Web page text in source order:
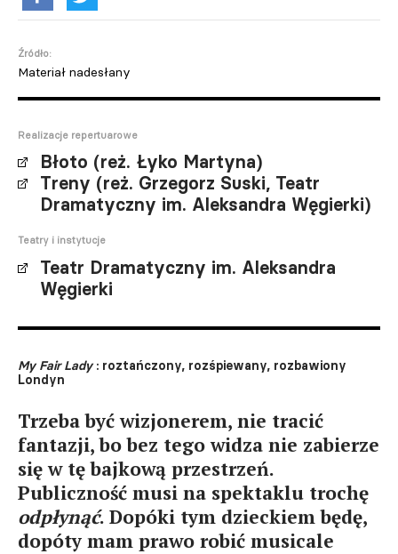
Źródło:
Materiał nadesłany
Realizacje repertuarowe
Błoto (reż. Łyko Martyna)
Treny (reż. Grzegorz Suski, Teatr
Dramatyczny im. Aleksandra Węgierki)
Teatry i instytucje
Teatr Dramatyczny im. Aleksandra
Węgierki
My Fair Lady : roztańczony, rozśpiewany, rozbawiony
Londyn
Trzeba być wizjonerem, nie tracić
fantazji, bo bez tego widza nie zabierze
się w tę bajkową przestrzeń.
Publiczność musi na spektaklu trochę
odpłynąć. Dopóki tym dzieckiem będę,
dopóty mam prawo robić musicale